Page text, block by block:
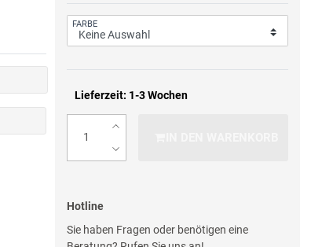
FARBE
Lieferzeit: 1-3 Wochen
Hotline
Sie haben Fragen oder benötigen eine